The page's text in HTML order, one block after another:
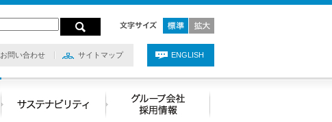
お問い合わせ サイトマップ ENGLISH